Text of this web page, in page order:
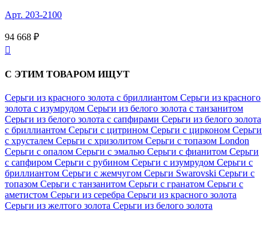
Арт. 203-2100
94 668 ₽

С ЭТИМ ТОВАРОМ ИЩУТ
Серьги из красного золота с бриллиантом Серьги из красного
золота с изумрудом Серьги из белого золота с танзанитом
Серьги из белого золота с сапфирами Серьги из белого золота
с бриллиантом Серьги с цитрином Серьги с цирконом Серьги
с хрусталем Серьги с хризолитом Серьги с топазом London
Серьги с опалом Серьги с эмалью Серьги с фианитом Серьги
с сапфиром Серьги с рубином Серьги с изумрудом Серьги с
бриллиантом Серьги с жемчугом Серьги Swarovski Серьги с
топазом Серьги с танзанитом Серьги с гранатом Серьги с
аметистом Серьги из серебра Серьги из красного золота
Серьги из желтого золота Серьги из белого золота